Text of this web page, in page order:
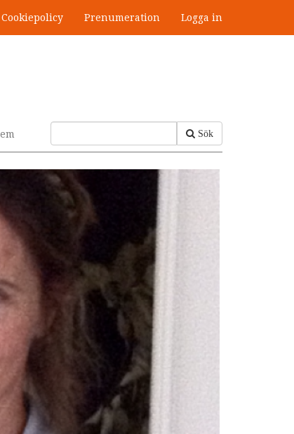
Cookiepolicy Prenumeration Logga in
Sök